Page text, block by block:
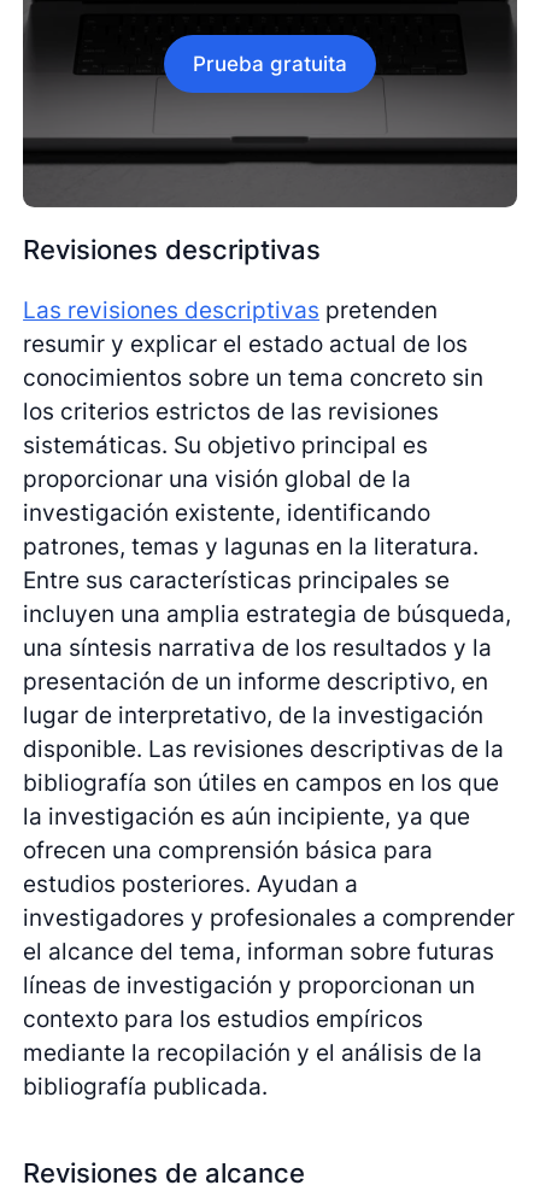
Prueba gratuita
Revisiones descriptivas
Las revisiones descriptivas pretenden
resumir y explicar el estado actual de los
conocimientos sobre un tema concreto sin
los criterios estrictos de las revisiones
sistemáticas. Su objetivo principal es
proporcionar una visión global de la
investigación existente, identificando
patrones, temas y lagunas en la literatura.
Entre sus características principales se
incluyen una amplia estrategia de búsqueda,
una síntesis narrativa de los resultados y la
presentación de un informe descriptivo, en
lugar de interpretativo, de la investigación
disponible. Las revisiones descriptivas de la
bibliografía son útiles en campos en los que
la investigación es aún incipiente, ya que
ofrecen una comprensión básica para
estudios posteriores. Ayudan a
investigadores y profesionales a comprender
el alcance del tema, informan sobre futuras
líneas de investigación y proporcionan un
contexto para los estudios empíricos
mediante la recopilación y el análisis de la
bibliografía publicada.
Revisiones de alcance